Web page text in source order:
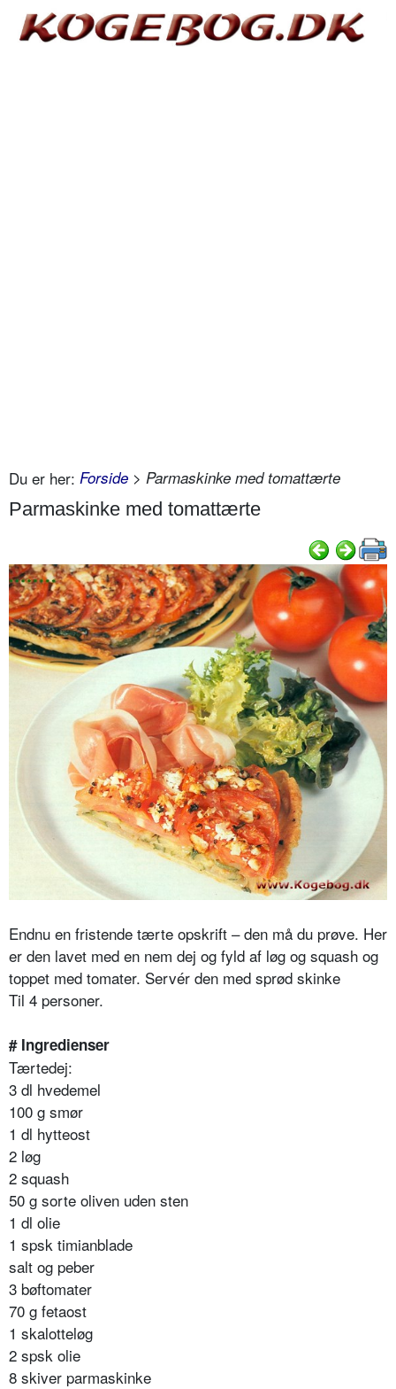
Du er her: Forside > Parmaskinke med tomattærte
Parmaskinke med tomattærte
Endnu en fristende tærte opskrift – den må du prøve. Her
er den lavet med en nem dej og fyld af løg og squash og
toppet med tomater. Servér den med sprød skinke
Til 4 personer.
# Ingredienser
Tærtedej:
3 dl hvedemel
100 g smør
1 dl hytteost
2 løg
2 squash
50 g sorte oliven uden sten
1 dl olie
1 spsk timianblade
salt og peber
3 bøftomater
70 g fetaost
1 skalotteløg
2 spsk olie
8 skiver parmaskinke